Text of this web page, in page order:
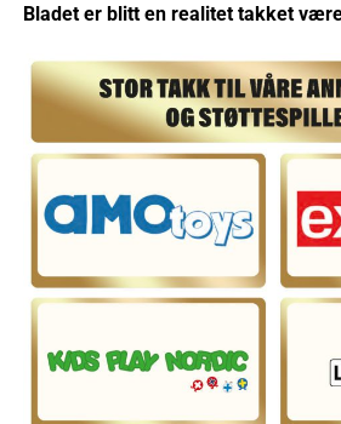
Bladet er blitt en realitet takket